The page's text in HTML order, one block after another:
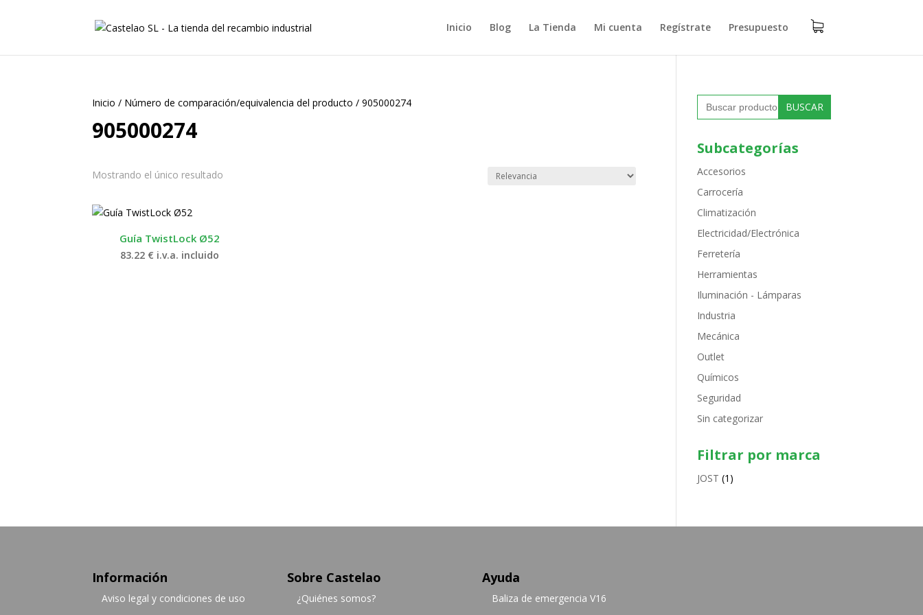
Inicio Blog La Tienda Mi cuenta Regístrate Presupuesto
Inicio / Número de comparación/equivalencia del producto /905000274
905000274
Mostrando el único resultado
Guía TwistLock Ø52
83.22 € i.v.a. incluido
Buscar:
Subcategorías
Accesorios
Carrocería
Climatización
Electricidad/Electrónica
Ferretería
Herramientas
Iluminación - Lámparas
Industria
Mecánica
Outlet
Químicos
Seguridad
Sin categorizar
Filtrar por marca
JOST (1)
Información
Aviso legal y condiciones de uso
Sobre Castelao
¿Quiénes somos?
Ayuda
Baliza de emergencia V16